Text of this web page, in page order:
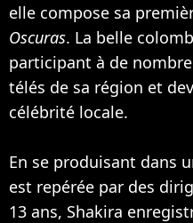
elle compose sa
Oscuras. La belle
participant à de
télés de sa région et
célébrité locale.
En se produisant dans
est repérée par des
13 ans, Shakira